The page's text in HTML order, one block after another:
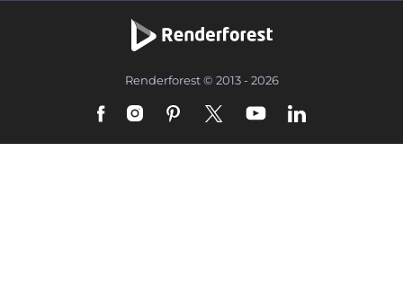
Renderforest © 2013 - 2026